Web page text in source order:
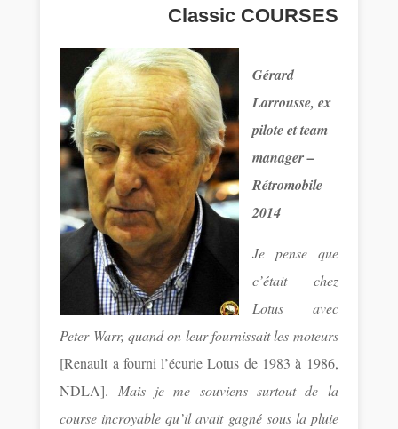
Classic COURSES
Gérard
Larrousse, ex
pilote et team
manager –
Rétromobile
2014
Je pense que
c’était chez
Lotus avec
Peter Warr, quand on leur fournissait les moteurs
[Renault a fourni l’écurie Lotus de 1983 à 1986,
NDLA]. Mais je me souviens surtout de la
course incroyable qu’il avait gagné sous la pluie